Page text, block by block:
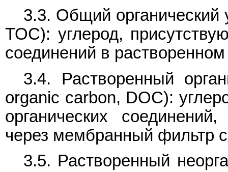
3.3. Общий
TOC): углерод,
соединений в
3.4. Растворенный
organic carbon, DOC):
органических
через мембранный фильтр
3.5. Растворенный